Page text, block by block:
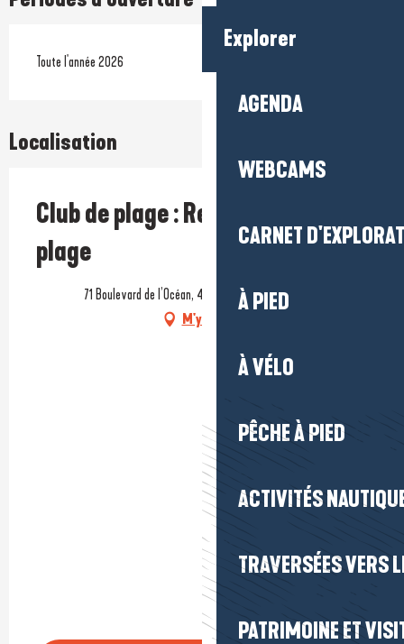
Explorer
AGENDA
WEBCAMS
CARNET
À PIED
À VÉLO
PÊCHE À PIED
ACTIVITÉS
TRAVERSÉES VERS
PATRIMOINE ET
Toute l'année 2026
Localisation
Club de plage : Rendez-vous à la
plage
71 Boulevard de l’Océan, 44500 La Baule-Escoublac
M'y rendre